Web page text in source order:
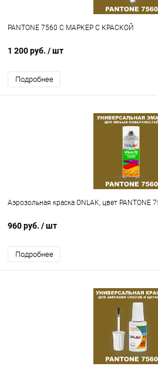
PANTONE 7560 C МАРКЕР С КРАСКОЙ
1 200 руб. / шт
Подробнее
Аэрозольная краска ONLAK, цвет PANTONE
960 руб. / шт
Подробнее